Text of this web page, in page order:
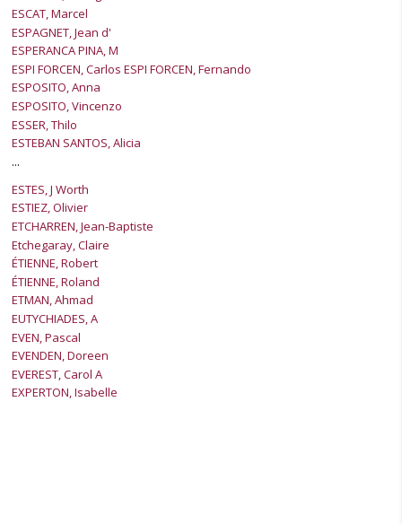
ESCAT, Marcel
ESPAGNET, Jean d'
ESPERANCA PINA, M
ESPI FORCEN, Carlos ESPI FORCEN, Fernando
ESPOSITO, Anna
ESPOSITO, Vincenzo
ESSER, Thilo
ESTEBAN SANTOS, Alicia
...
ESTES, J Worth
ESTIEZ, Olivier
ETCHARREN, Jean-Baptiste
Etchegaray, Claire
ÉTIENNE, Robert
ÉTIENNE, Roland
ETMAN, Ahmad
EUTYCHIADES, A
EVEN, Pascal
EVENDEN, Doreen
EVEREST, Carol A
EXPERTON, Isabelle